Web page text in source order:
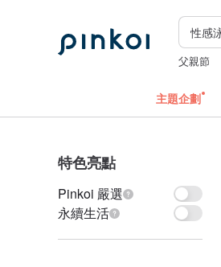
父親節
主題企劃
特色亮點
Pinkoi 嚴選
永續生活